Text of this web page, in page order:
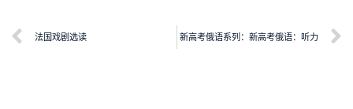
法国戏剧选读 新高考俄语系列：新高考俄语：听力